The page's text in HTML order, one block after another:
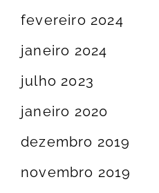
fevereiro 2024
janeiro 2024
julho 2023
janeiro 2020
dezembro 2019
novembro 2019